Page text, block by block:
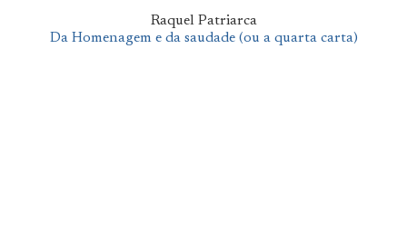
Raquel Patriarca
Da Homenagem e da saudade (ou a quarta carta)